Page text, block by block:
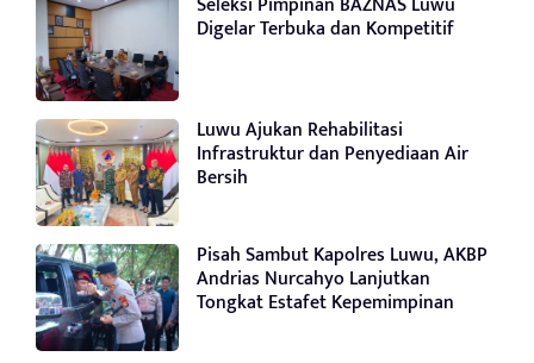
Digelar Terbuka dan Kompetitif
Luwu Ajukan Rehabilitasi
Infrastruktur dan Penyediaan Air
Bersih
Pisah Sambut Kapolres Luwu, AKBP
Andrias Nurcahyo Lanjutkan
Tongkat Estafet Kepemimpinan